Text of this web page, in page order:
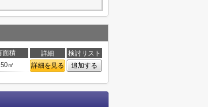
面積 詳細
検討リスト
㎡ 詳細を見る 追加する